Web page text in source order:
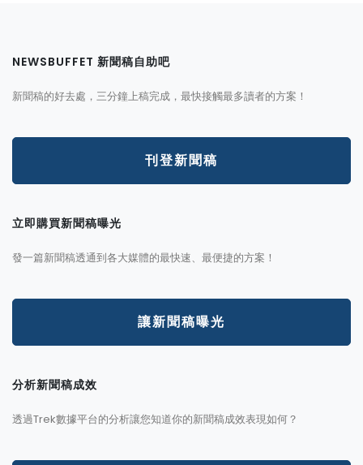
NEWSBUFFET 新聞稿自助吧
新聞稿的好去處，三分鐘上稿完成，最快接觸最多讀者的方案！
刊登新聞稿
立即購買新聞稿曝光
發一篇新聞稿透通到各大媒體的最快速、最便捷的方案！
讓新聞稿曝光
分析新聞稿成效
透過Trek數據平台的分析讓您知道你的新聞稿成效表現如何？